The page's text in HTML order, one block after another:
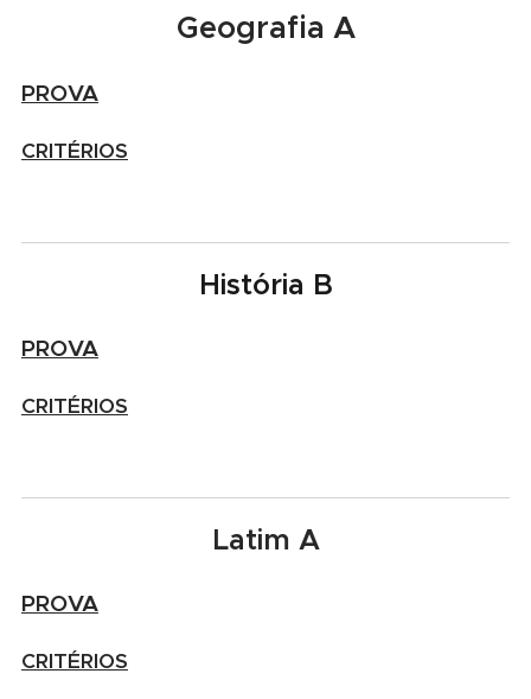
Geografia A
PROVA
CRITÉRIOS
História B
PROVA
CRITÉRIOS
Latim A
PROVA
CRITÉRIOS